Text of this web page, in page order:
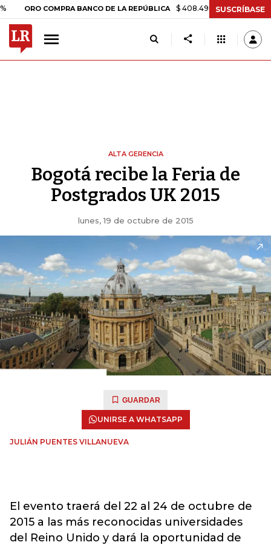
ORO COMPRA BANCO DE LA REPÚBLICA $ 408.498,97 +$ 8.753,81
SUSCRÍBASE
ALTA GERENCIA
Bogotá recibe la Feria de
Postgrados UK 2015
lunes, 19 de octubre de 2015
GUARDAR
UNIRSE A WHATSAPP
JULIÁN PUENTES VILLANUEVA
El evento traerá del 22 al 24 de octubre de
2015 a las más reconocidas universidades
del Reino Unido y dará la oportunidad de